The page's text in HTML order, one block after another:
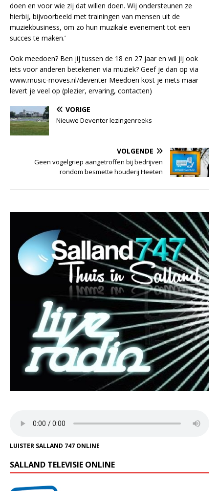
doen en voor wie zij dat willen doen. Wij ondersteunen ze
hierbij, bijvoorbeeld met trainingen van mensen uit de
muziekbusiness, om zo hun muzikale evenement tot een
succes te maken.’
Ook meedoen? Ben jij tussen de 18 en 27 jaar en wil jij ook
iets voor anderen betekenen via muziek? Geef je dan op via
www.music-moves.nl/deventer Meedoen kost je niets maar
levert je veel op (plezier, ervaring, contacten)
VORIGE
Nieuwe Deventer lezingenreeks
VOLGENDE
Geen vogelgriep aangetroffen bij bedrijven
rondom besmette houderij Heeten
LUISTER SALLAND 747 ONLINE
SALLAND TELEVISIE ONLINE